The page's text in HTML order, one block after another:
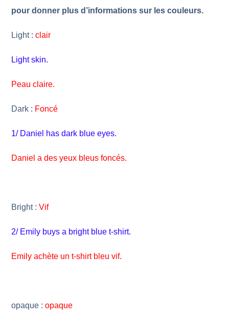
pour donner plus d’informations sur les couleurs.
Light :clair
Light skin.
Peau claire.
Dark : Foncé
1/ Daniel has dark blue eyes.
Daniel a des yeux bleus foncés.
Bright :Vif
2/ Emily buys a bright blue t-shirt.
Emily achète un t-shirt bleu vif.
opaque :opaque